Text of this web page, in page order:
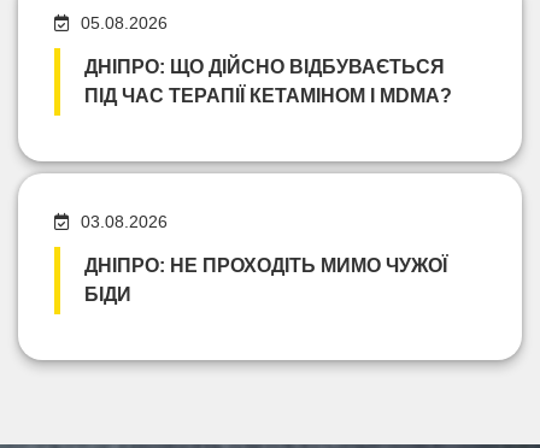
05.08.2026
ДНІПРО: ЩО ДІЙСНО ВІДБУВАЄТЬСЯ
ПІД ЧАС ТЕРАПІЇ КЕТАМІНОМ І MDMA?
03.08.2026
ДНІПРО: НЕ ПРОХОДІТЬ МИМО ЧУЖОЇ
БІДИ